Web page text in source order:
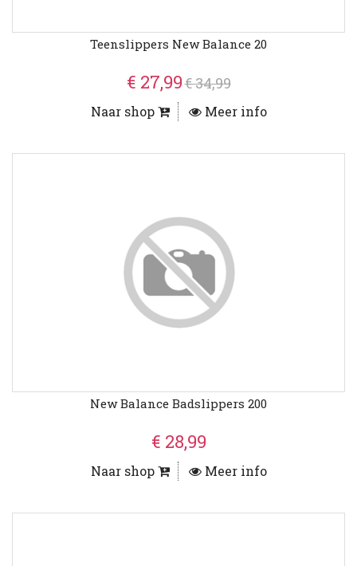
Teenslippers New Balance 20
€ 27,99€ 34,99
Naar shop Meer info
New Balance Badslippers 200
€ 28,99
Naar shop Meer info